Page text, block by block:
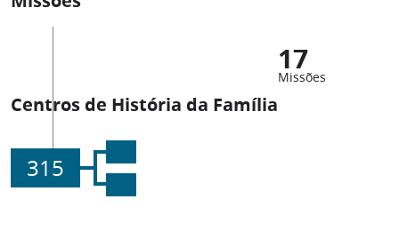
17
Missões
Centros de História da Família
315